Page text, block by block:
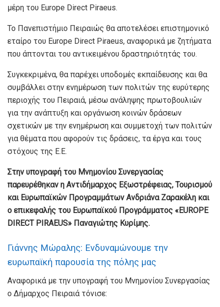
μέρη του Europe Direct Piraeus.
Το Πανεπιστήμιο Πειραιώς θα αποτελέσει επιστημονικό
εταίρο του Europe Direct Piraeus, αναφορικά με ζητήματα
που άπτονται του αντικειμένου δραστηριότητάς του.
Συγκεκριμένα, θα παρέχει υποδομές εκπαίδευσης και θα
συμβάλλει στην ενημέρωση των πολιτών της ευρύτερης
περιοχής του Πειραιά, μέσω ανάληψης πρωτοβουλιών
για την ανάπτυξη και οργάνωση κοινών δράσεων
σχετικών με την ενημέρωση και συμμετοχή των πολιτών
για θέματα που αφορούν τις δράσεις, τα έργα και τους
στόχους της Ε.Ε.
Στην υπογραφή του Μνημονίου Συνεργασίας
παρευρέθηκαν η Αντιδήμαρχος Εξωστρέφειας, Τουρισμού
και Ευρωπαϊκών Προγραμμάτων Ανδριάνα Ζαρακέλη και
ο επικεφαλής του Ευρωπαϊκού Προγράμματος «EUROPE
DIRECT PIRAEUS» Παναγιώτης Κυρίμης.
Γιάννης Μώραλης: Ενδυναμώνουμε την
ευρωπαϊκή παρουσία της πόλης μας
Αναφορικά με την υπογραφή του Μνημονίου Συνεργασίας
ο Δήμαρχος Πειραιά τόνισε: